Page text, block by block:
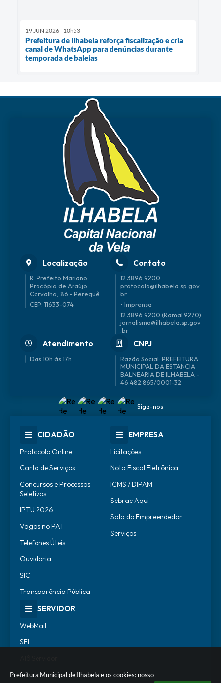
Prefeitura Municipal de Ilhabela e os cookies: nosso
19 JUN 2026 - 10h53
Prefeitura de Ilhabela reforça fiscalização e cria
canal de WhatsApp para denúncias durante
temporada de baleias
Localização
R. Prefeito Mariano
Procópio de Araújo
Carvalho, 86 - Perequê
CEP: 11633-074
Contato
12 3896 9200
protocolo@ilhabela.sp.gov.
br
• Imprensa
12 3896 9200 (Ramal 9270)
jornalismo@ilhabela.sp.gov
.br
Atendimento
Das 10h às 17h
CNPJ
46.482.865/0001-32
Siga-nos
CIDADÃO
Protocolo Online
Carta de Serviços
Concursos e Processos
Seletivos
IPTU 2026
Vagas no PAT
Telefones Úteis
Ouvidoria
SIC
Transparência Pública
EMPRESA
Licitações
Nota Fiscal Eletrônica
ICMS / DIPAM
Sebrae Aqui
Sala do Empreendedor
Serviços
SERVIDOR
WebMail
SEI
Escola de Governo